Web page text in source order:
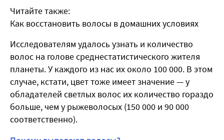
Читайте также:
Как восстановить волосы в домашних условиях
Исследователям удалось узнать и количество
волос на голове среднестатистического жителя
планеты. У каждого из нас их около 100 000. В этом
случае, кстати, цвет тоже имеет значение — у
обладателей светлых волос их количество гораздо
больше, чем у рыжеволосых (150 000 и 90 000
соответственно).